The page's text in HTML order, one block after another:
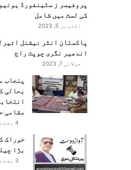
پروفیسر ز سٹینفورڈ
کی لسٹ میں شامل
اکتوبر 5, 2023
پاکستان انٹر نیشنل ائیر
اندھیر نگری چوپٹ راج
جولائی 7, 2023
پنجاب
بحالی
مقامی
4 ہفتے ago
خوراک
بڑا
3 ہفتے ago